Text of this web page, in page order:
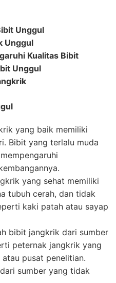
Unggul
Unggul
Kualitas Bibit
Unggul
yang baik memiliki
Bibit yang terlalu muda
yang sehat memiliki
tubuh cerah, dan tidak
kaki patah atau sayap
bibit jangkrik dari sumber
peternak jangkrik yang
pusat penelitian.
sumber yang tidak